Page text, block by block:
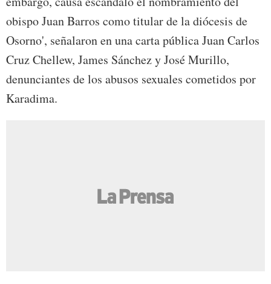
obispo Juan Barros como titular de la diócesis de
Osorno', señalaron en una carta pública Juan Carlos
Cruz Chellew, James Sánchez y José Murillo,
denunciantes de los abusos sexuales cometidos por
Karadima.